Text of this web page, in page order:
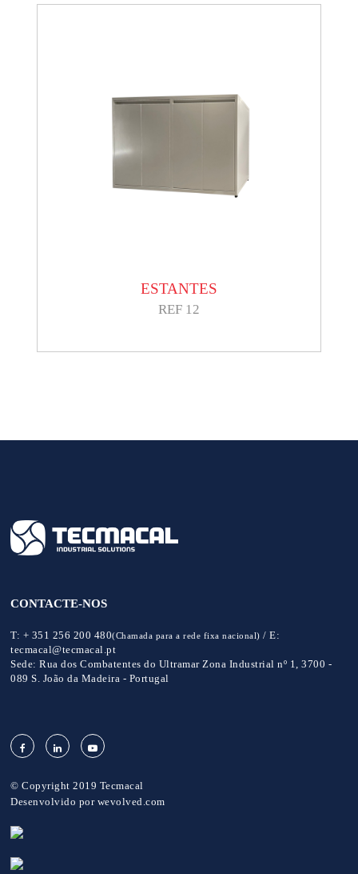
ESTANTES
REF 12
CONTACTE-NOS
T: + 351 256 200 480(Chamada para a rede fixa nacional) /E:
tecmacal@tecmacal.pt
Sede: Rua dos Combatentes do Ultramar Zona Industrial nº 1, 3700 -
089 S. João da Madeira - Portugal
© Copyright 2019 Tecmacal
Desenvolvido por wevolved.com